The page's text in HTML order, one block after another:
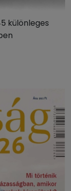
különleges